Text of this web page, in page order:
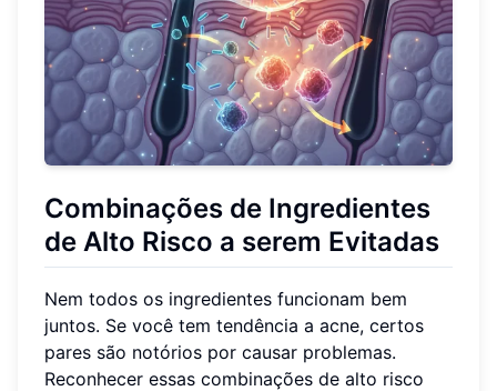
Combinações de Ingredientes
de Alto Risco a serem Evitadas
Nem todos os ingredientes funcionam bem
juntos. Se você tem tendência a acne, certos
pares são notórios por causar problemas.
Reconhecer essas combinações de alto risco